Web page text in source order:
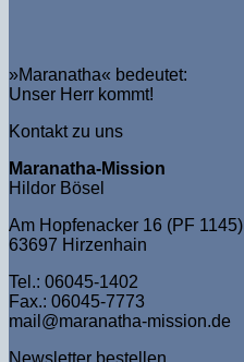
»Maranatha« bedeutet:
Unser Herr kommt!
Kontakt zu uns
Maranatha-Mission
Hildor Bösel
Am Hopfenacker 16 (PF 1145)
63697 Hirzenhain
Tel.: 06045-1402
Fax.: 06045-7773
mail@maranatha-mission.de
Newsletter bestellen